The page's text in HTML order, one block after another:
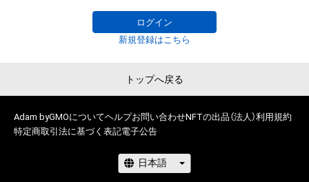
Furthermore, the owners of this collectible NFT item can join
the auction for “NFT for the rights to obtain “Merry
Christmas Mr. Lawrence” by Ryuichi Sakamoto handwritten
buyer benefit for this NFT is the limited download link for WAV
file of the full version of “Merry Christmas Mr. Lawrence -
2021”, which will be sent via email at a later date.
The part “X-X” added to the beginning of the NFT item name
represents the bar number and the note number within the
ないものとします。また当社は、本サービスに関して、購入者等
と第三者との間において生じた取引、連絡または紛争等につい
て一切責任を負わないものとします。
責が制限される場合、株式会社幻冬舎の責任は、債務不履行また
賠償金額の上限は、本ＮＦＴに関して株式会社幻冬舎が最初に
購入者から販売代金として受領した金額とします。ただし、当
社の故意又は重過失に起因する場合はこれらの限定を設けずに
賠償をするものとします。
ログイン
新規登録はこちら
トップへ戻る
Adam byGMOについてヘルプお問い合わせNFTの出品（法人）利用規約
特定商取引法に基づく表記電子公告